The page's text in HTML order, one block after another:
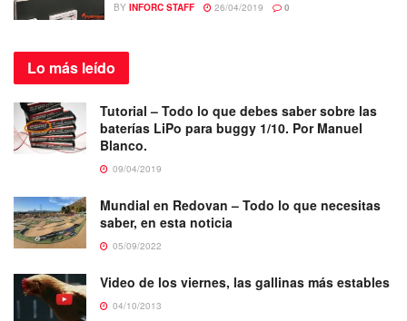
BY INFORC STAFF 26/04/2019 0
Lo más leído
Tutorial – Todo lo que debes saber sobre las
baterías LiPo para buggy 1/10. Por Manuel
Blanco.
09/04/2019
Mundial en Redovan – Todo lo que necesitas
saber, en esta noticia
05/09/2022
Video de los viernes, las gallinas más estables
04/10/2013